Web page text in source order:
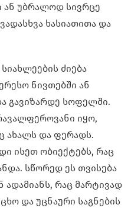
ან უბრალოდ სივრცე
ხასიათითა და
ძიება
ნივთებში ან
გავიზარდე სოფელში.
იყო,
ახალს და ფერადს.
ისეთ ობიექტებს, რაც
სწორედ ეს თვისება
ადამიანს, რაც მარტივად
და უცნაური საგნების